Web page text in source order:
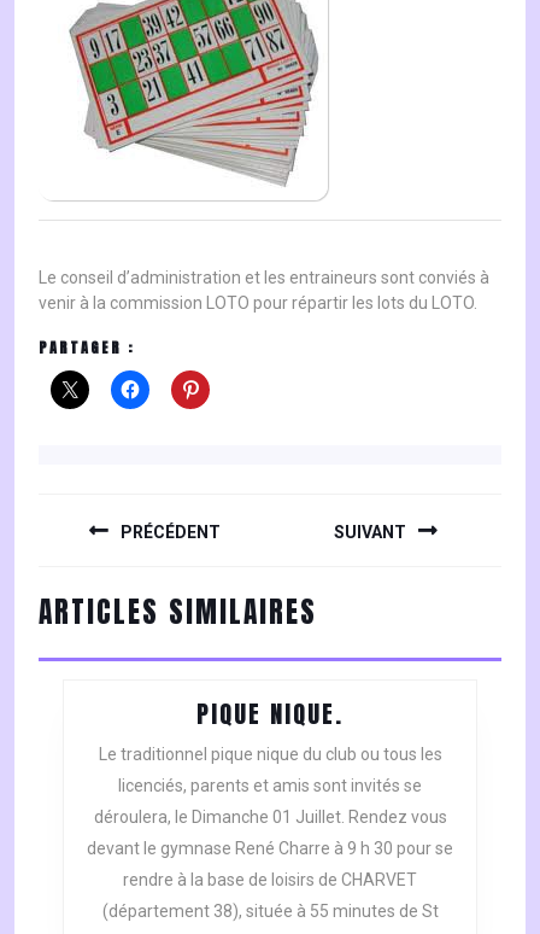
Le conseil d’administration et les entraineurs sont conviés à
venir à la commission LOTO pour répartir les lots du LOTO.
PARTAGER :
PRÉCÉDENT
post:
SUIVANT
post:
ARTICLES SIMILAIRES
PIQUE NIQUE.
NIQUE.
Le traditionnel pique nique du club ou tous les
licenciés, parents et amis sont invités se
déroulera, le Dimanche 01 Juillet. Rendez vous
devant le gymnase René Charre à 9 h 30 pour se
rendre à la base de loisirs de CHARVET
(département 38), située à 55 minutes de St